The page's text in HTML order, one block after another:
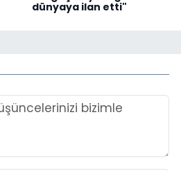
dünyaya ilan etti"